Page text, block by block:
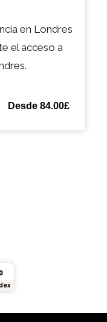
en Londres
el acceso a
Desde 84.00£